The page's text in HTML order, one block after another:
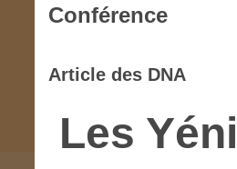
Article des DNA
Les